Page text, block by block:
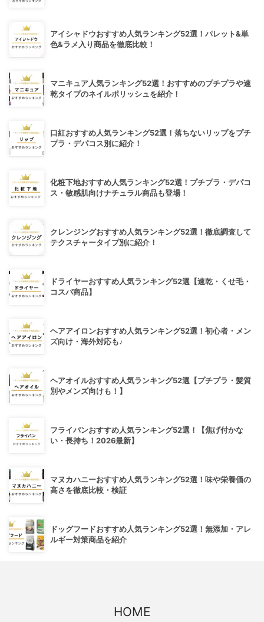
アイシャドウおすすめ人気ランキング52選！パレット&単
色&ラメ入り商品を徹底比較！
マニキュア人気ランキング52選！おすすめのプチプラや速
乾タイプのネイルポリッシュを紹介！
口紅おすすめ人気ランキング52選！落ちないリップをプチ
プラ・デパコス別に紹介！
化粧下地おすすめ人気ランキング52選！プチプラ・デパコ
ス・敏感肌向けナチュラル商品も登場！
クレンジングおすすめ人気ランキング52選！徹底調査して
テクスチャータイプ別に紹介！
ドライヤーおすすめ人気ランキング52選【速乾・くせ毛・
コスパ商品】
ヘアアイロンおすすめ人気ランキング52選！初心者・メン
ズ向け・海外対応も♪
ヘアオイルおすすめ人気ランキング52選【プチプラ・髪質
別やメンズ向けも！】
フライパンおすすめ人気ランキング52選！【焦げ付かな
い・長持ち！2026最新】
マヌカハニーおすすめ人気ランキング52選！味や栄養価の
高さを徹底比較・検証
ドッグフードおすすめ人気ランキング52選！無添加・アレ
ルギー対策商品を紹介
HOME